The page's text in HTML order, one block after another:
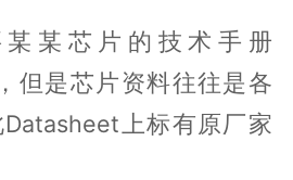
某芯片的技术手册
但是芯片资料往往是各
上标有原厂家